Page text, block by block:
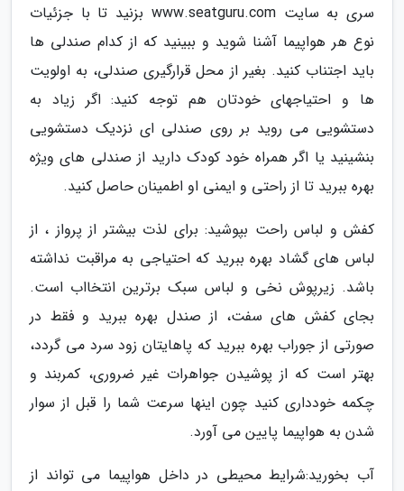
سری به سایت www.seatguru.com بزنید تا با جزئیات
نوع هر هواپیما آشنا شوید و ببینید که از کدام صندلی ها
باید اجتناب کنید. بغیر از محل قرارگیری صندلی، به اولویت
ها و احتیاجهای خودتان هم توجه کنید: اگر زیاد به
دستشویی می روید بر روی صندلی ای نزدیک دستشویی
بنشینید یا اگر همراه خود کودک دارید از صندلی های ویژه
بهره ببرید تا از راحتی و ایمنی او اطمینان حاصل کنید.
کفش و لباس راحت بپوشید: برای لذت بیشتر از پرواز ، از
لباس های گشاد بهره ببرید که احتیاجی به مراقبت نداشته
باشد. زیرپوش نخی و لباس سبک برترین انتخااب است.
بجای کفش های سفت، از صندل بهره ببرید و فقط در
صورتی از جوراب بهره ببرید که پاهایتان زود سرد می گردد،
بهتر است که از پوشیدن جواهرات غیر ضروری، کمربند و
چکمه خودداری کنید چون اینها سرعت شما را قبل از سوار
شدن به هواپیما پایین می آورد.
آب بخورید:شرایط محیطی در داخل هواپیما می تواند از